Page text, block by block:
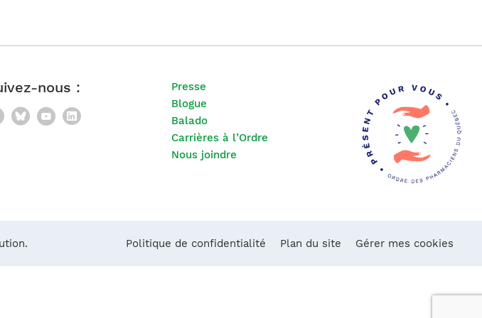
nous :
Facebook
BlueskyYouTube
LinkedIn
Presse
Blogue
Balado
Carrières à l’Ordre
Nous joindre
Politique de confidentialité Plan du site Gérer mes cookies